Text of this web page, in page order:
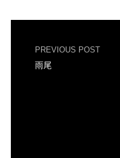
PREVIOUS POST
雨尾